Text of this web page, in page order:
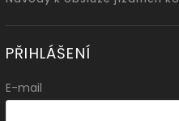
PŘIHLÁŠENÍ
E-mail